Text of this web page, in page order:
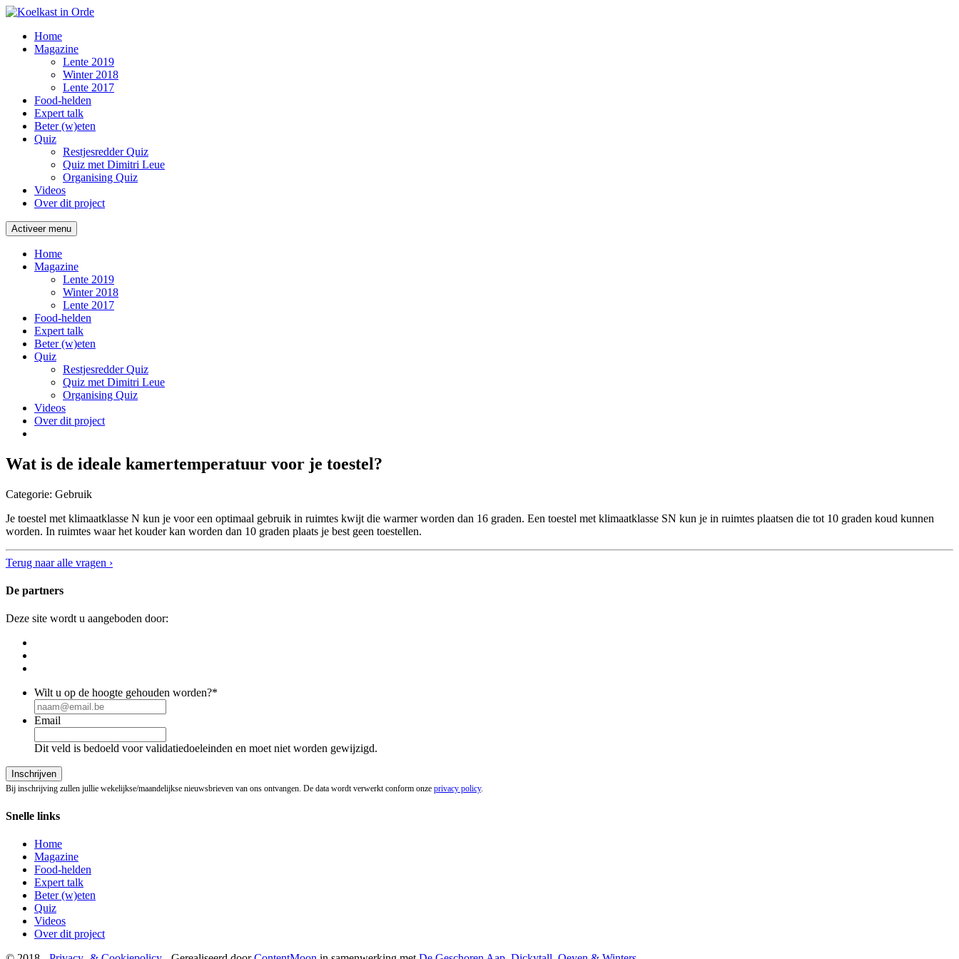
Home
Magazine
Lente 2019
Winter 2018
Lente 2017
Food-helden
Expert talk
Beter (w)eten
Quiz
Restjesredder Quiz
Quiz met Dimitri Leue
Organising Quiz
Videos
Over dit project
Activeer menu
Home
Magazine
Lente 2019
Winter 2018
Lente 2017
Food-helden
Expert talk
Beter (w)eten
Quiz
Restjesredder Quiz
Quiz met Dimitri Leue
Organising Quiz
Videos
Over dit project
Wat is de ideale kamertemperatuur voor je toestel?
Categorie: Gebruik
Je toestel met klimaatklasse N kun je voor een optimaal gebruik in ruimtes kwijt die warmer worden dan 16 graden. Een toestel met klimaatklasse SN kun je in ruimtes plaatsen die tot 10 graden koud kunnen
worden. In ruimtes waar het kouder kan worden dan 10 graden plaats je best geen toestellen.
Terug naar alle vragen ›
De partners
Deze site wordt u aangeboden door:
Wilt u op de hoogte gehouden worden?*
Email
Dit veld is bedoeld voor validatiedoeleinden en moet niet worden gewijzigd.
Bij inschrijving zullen jullie wekelijkse/maandelijkse nieuwsbrieven van ons ontvangen. De data wordt verwerkt conform onze privacy policy.
Snelle links
Home
Magazine
Food-helden
Expert talk
Beter (w)eten
Quiz
Videos
Over dit project